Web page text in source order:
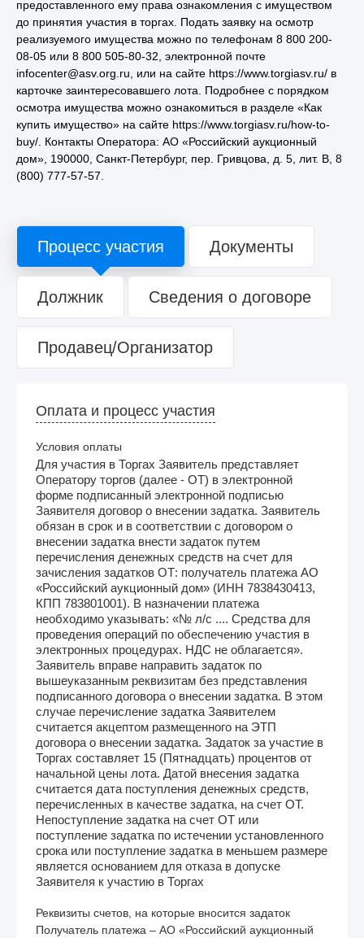
предоставленного ему права ознакомления с имуществом
до принятия участия в торгах. Подать заявку на осмотр
реализуемого имущества можно по телефонам 8 800 200-
08-05 или 8 800 505-80-32, электронной почте
infocenter@asv.org.ru, или на сайте https://www.torgiasv.ru/ в
карточке заинтересовавшего лота. Подробнее с порядком
осмотра имущества можно ознакомиться в разделе «Как
купить имущество» на сайте https://www.torgiasv.ru/how-to-
buy/. Контакты Оператора: АО «Российский аукционный
дом», 190000, Санкт-Петербург, пер. Гривцова, д. 5, лит. В, 8
(800) 777-57-57.
Процесс участия Документы
Должник Сведения о договоре
Продавец/Организатор
Оплата и процесс участия
Условия оплаты
Для участия в Торгах Заявитель представляет
Оператору торгов (далее - ОТ) в электронной
форме подписанный электронной подписью
Заявителя договор о внесении задатка. Заявитель
обязан в срок и в соответствии с договором о
внесении задатка внести задаток путем
перечисления денежных средств на счет для
зачисления задатков ОТ: получатель платежа АО
«Российский аукционный дом» (ИНН 7838430413,
КПП 783801001). В назначении платежа
необходимо указывать: «№ л/с .... Средства для
проведения операций по обеспечению участия в
электронных процедурах. НДС не облагается».
Заявитель вправе направить задаток по
вышеуказанным реквизитам без представления
подписанного договора о внесении задатка. В этом
случае перечисление задатка Заявителем
считается акцептом размещенного на ЭТП
договора о внесении задатка. Задаток за участие в
Торгах составляет 15 (Пятнадцать) процентов от
начальной цены лота. Датой внесения задатка
считается дата поступления денежных средств,
перечисленных в качестве задатка, на счет ОТ.
Непоступление задатка на счет ОТ или
поступление задатка по истечении установленного
срока или поступление задатка в меньшем размере
является основанием для отказа в допуске
Заявителя к участию в Торгах
Реквизиты счетов, на которые вносится задаток
Получатель платежа – АО «Российский аукционный